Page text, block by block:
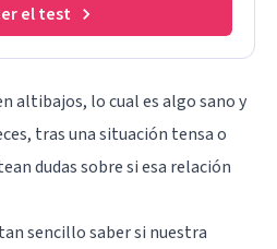
el test
altibajos, lo cual es algo sano y
tras una situación tensa o
dudas sobre si esa relación
sencillo saber si nuestra